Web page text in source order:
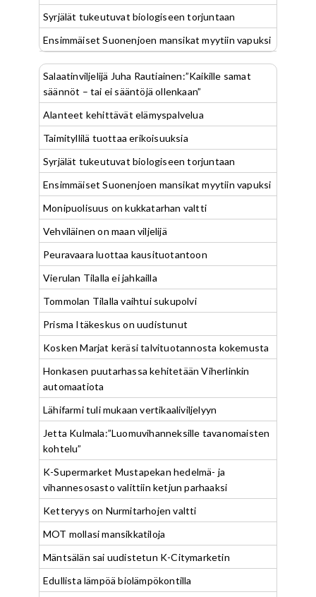
Syrjälät tukeutuvat biologiseen torjuntaan
Ensimmäiset Suonenjoen mansikat myytiin vapuksi
Salaatinviljelijä Juha Rautiainen:”Kaikille samat
säännöt – tai ei sääntöjä ollenkaan”
Alanteet kehittävät elämyspalvelua
Taimityllilä tuottaa erikoisuuksia
Syrjälät tukeutuvat biologiseen torjuntaan
Ensimmäiset Suonenjoen mansikat myytiin vapuksi
Monipuolisuus on kukkatarhan valtti
Vehviläinen on maan viljelijä
Peuravaara luottaa kausituotantoon
Vierulan Tilalla ei jahkailla
Tommolan Tilalla vaihtui sukupolvi
Prisma Itäkeskus on uudistunut
Kosken Marjat keräsi talvituotannosta kokemusta
Honkasen puutarhassa kehitetään Viherlinkin
automaatiota
Lähifarmi tuli mukaan vertikaaliviljelyyn
Jetta Kulmala:”Luomuvihanneksille tavanomaisten
kohtelu”
K-Supermarket Mustapekan hedelmä- ja
vihannesosasto valittiin ketjun parhaaksi
Ketteryys on Nurmitarhojen valtti
MOT mollasi mansikkatiloja
Mäntsälän sai uudistetun K-Citymarketin
Edullista lämpöä biolämpökontilla